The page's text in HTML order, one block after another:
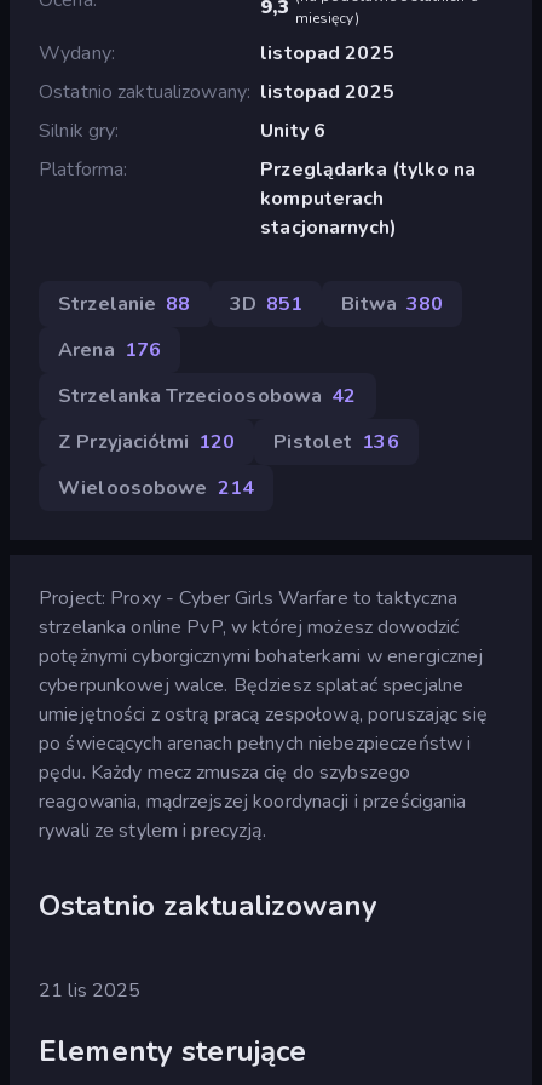
9,3 miesięcy)
Wydany
listopad 2025
Ostatnio zaktualizowany listopad 2025
Silnik gry
Unity 6
Platforma
Przeglądarka (tylko na
komputerach
stacjonarnych)
Strzelanie 88 3D 851 Bitwa 380
Arena 176
Strzelanka Trzecioosobowa 42
Z Przyjaciółmi 120 Pistolet 136
Wieloosobowe 214
Project: Proxy - Cyber Girls Warfare to taktyczna
strzelanka online PvP, w której możesz dowodzić
potężnymi cyborgicznymi bohaterkami w energicznej
cyberpunkowej walce. Będziesz splatać specjalne
umiejętności z ostrą pracą zespołową, poruszając się
po świecących arenach pełnych niebezpieczeństw i
pędu. Każdy mecz zmusza cię do szybszego
reagowania, mądrzejszej koordynacji i prześcigania
rywali ze stylem i precyzją.
Ostatnio zaktualizowany
21 lis 2025
Elementy sterujące